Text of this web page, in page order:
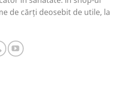
de cărți deosebit de utile, la